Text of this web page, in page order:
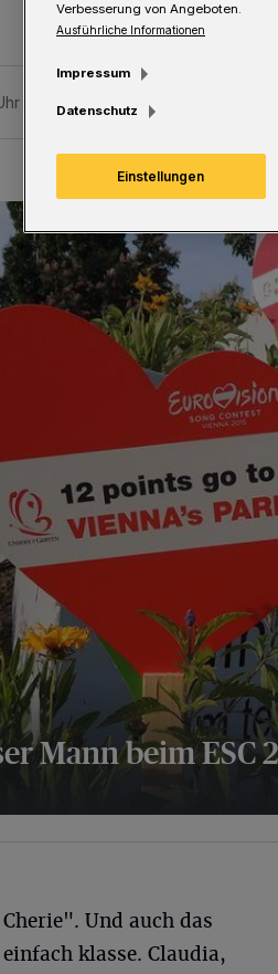
Eine Minute Lesezeit
Mann beim ESC
Und auch das
klasse. Claudia,
Verbesserung von Angeboten.
Ausführliche Informationen
Impressum
Datenschutz
Einstellungen